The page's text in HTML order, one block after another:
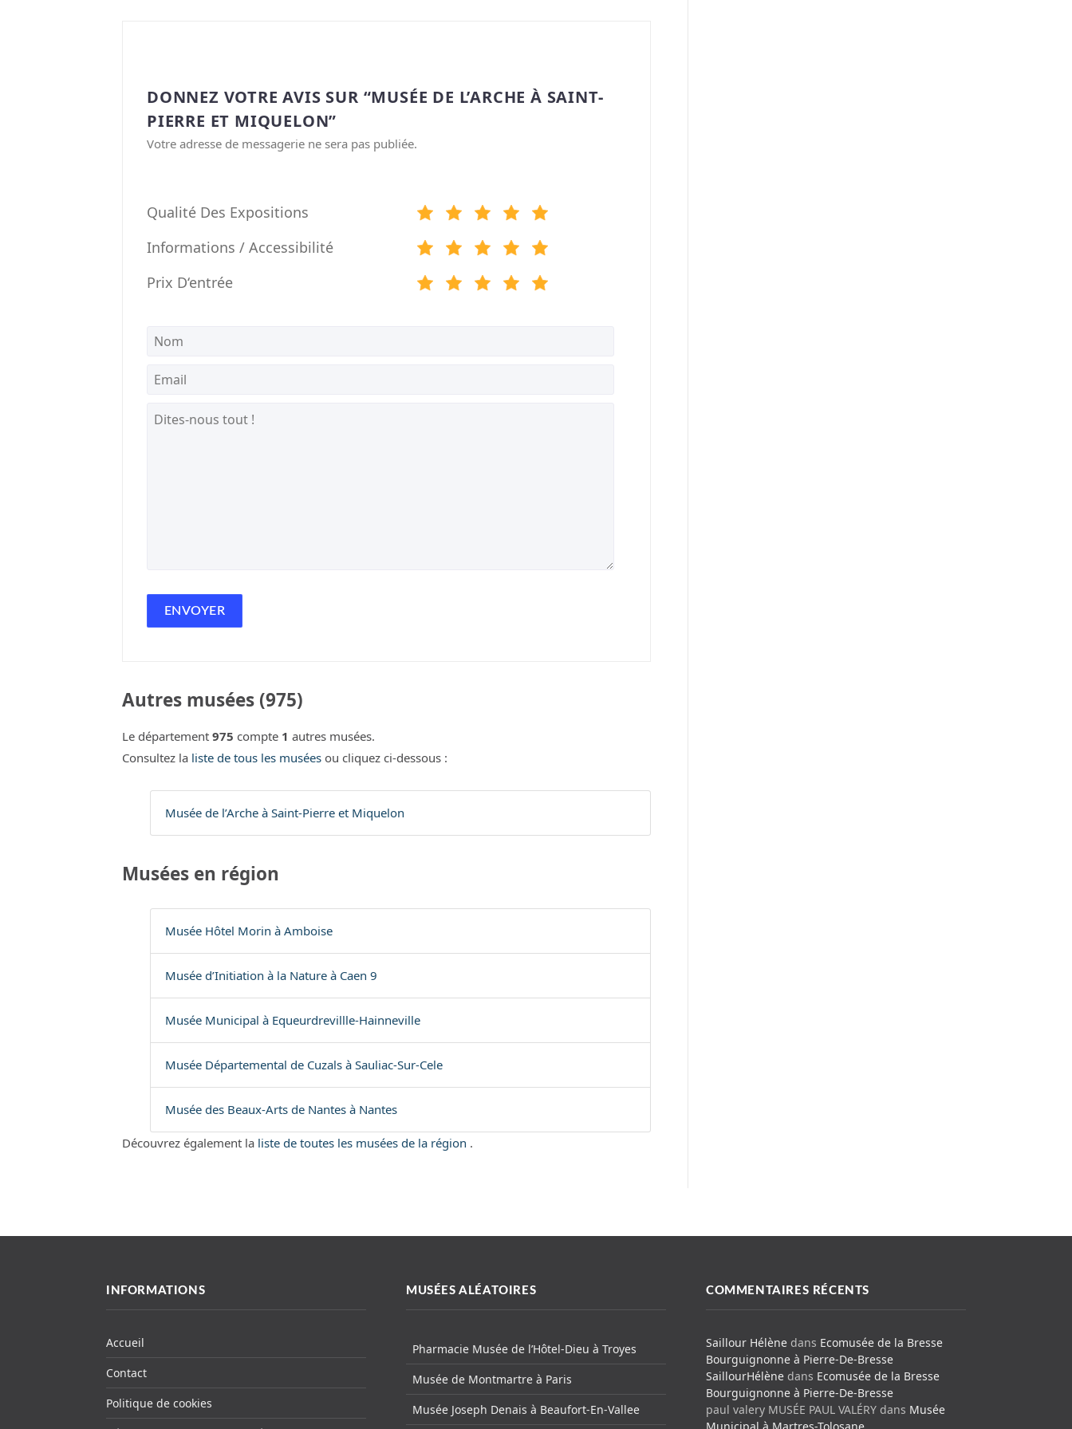
DONNEZ VOTRE AVIS SUR “MUSÉE DE L’ARCHE À SAINT-
PIERRE ET MIQUELON”
Votre adresse de messagerie ne sera pas publiée.
Qualité Des Expositions
Informations / Accessibilité
Prix D‘entrée
Autres musées (975)
Le département 975 compte 1 autres musées.
Consultez la liste de tous les musées ou cliquez ci-dessous :
Musée de l’Arche à Saint-Pierre et Miquelon
Musées en région
Musée Hôtel Morin à Amboise
Musée d’Initiation à la Nature à Caen 9
Musée Municipal à Equeurdrevillle-Hainneville
Musée Départemental de Cuzals à Sauliac-Sur-Cele
Musée des Beaux-Arts de Nantes à Nantes
Découvrez également la liste de toutes les musées de la région .
INFORMATIONS
Accueil
Contact
Politique de cookies
MUSÉES ALÉATOIRES
Pharmacie Musée de l’Hôtel-Dieu à Troyes
Musée de Montmartre à Paris
Musée Joseph Denais à Beaufort-En-Vallee
COMMENTAIRES RÉCENTS
Saillour Hélène dans Ecomusée de la Bresse
Bourguignonne à Pierre-De-Bresse
SaillourHélène dans Ecomusée de la Bresse
Bourguignonne à Pierre-De-Bresse
paul valery MUSÉE PAUL VALÉRY dans Musée